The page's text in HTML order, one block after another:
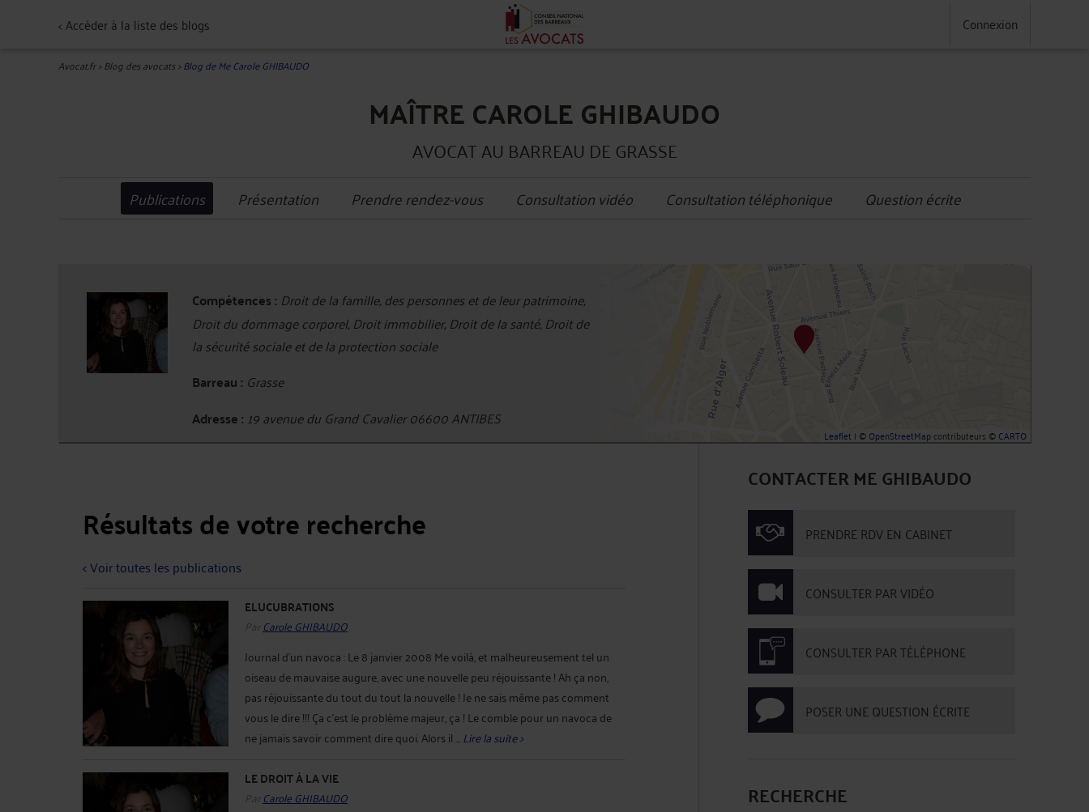
<Accéder à la liste des blogs Connexion
Avocat.fr>Blog des avocats>Blog de Me Carole GHIBAUDO
MAÎTRE CAROLE GHIBAUDO
AVOCAT AU BARREAU DE GRASSE
Publications Présentation Prendre rendez-vous Consultation vidéo Consultation téléphonique Question écrite
Compétences : Droit de la famille, des personnes et de leur patrimoine,
Droit du dommage corporel, Droit immobilier, Droit de la santé, Droit de
la sécurité sociale et de la protection sociale
Barreau : Grasse
Adresse : 19 avenue du Grand Cavalier 06600 ANTIBES
Leaflet | ©OpenStreetMapcontributeurs ©CARTO
Résultats de votre recherche
< Voir toutes les publications
ELUCUBRATIONS
Par Carole GHIBAUDO
Journal d'un navoca : Le 8 janvier 2008 Me voilà, et malheureusement tel un
oiseau de mauvaise augure, avec une nouvelle peu réjouissante ! Ah ça non,
pas réjouissante du tout du tout la nouvelle ! Je ne sais même pas comment
vous le dire !!! Ça c'est le problème majeur, ça ! Le comble pour un navoca de
ne jamais savoir comment dire quoi. Alors il ...Lire la suite >
LE DROIT À LA VIE
Par Carole GHIBAUDO
CONTACTER ME GHIBAUDO
PRENDRE RDV EN CABINET
CONSULTER PAR VIDÉO
CONSULTER PAR TÉLÉPHONE
POSER UNE QUESTION ÉCRITE
RECHERCHE